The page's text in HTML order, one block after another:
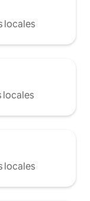
locales
locales
locales